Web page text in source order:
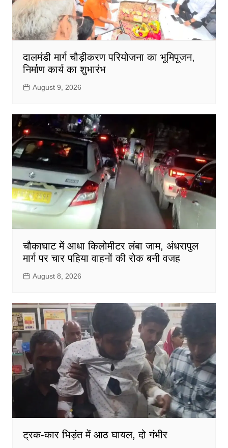
दालमंडी मार्ग चौड़ीकरण परियोजना का भूमिपूजन,
निर्माण कार्य का शुभारंभ
August 9, 2026
चौकाघाट में आधा किलोमीटर लंबा जाम, अंधरापुल
मार्ग पर चार पहिया वाहनों की रोक बनी वजह
August 8, 2026
ट्रक-कार भिड़ंत में आठ घायल, दो गंभीर